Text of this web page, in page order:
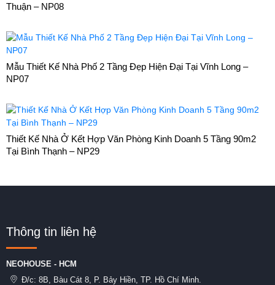
Thuận – NP08
Mẫu Thiết Kế Nhà Phố 2 Tầng Đẹp Hiện Đại Tại Vĩnh Long –
NP07
Thiết Kế Nhà Ở Kết Hợp Văn Phòng Kinh Doanh 5 Tầng 90m2
Tại Bình Thạnh – NP29
Thông tin liên hệ
NEOHOUSE - HCM
Đ/c: 8B, Bàu Cát 8, P. Bảy Hiền, TP. Hồ Chí Minh.